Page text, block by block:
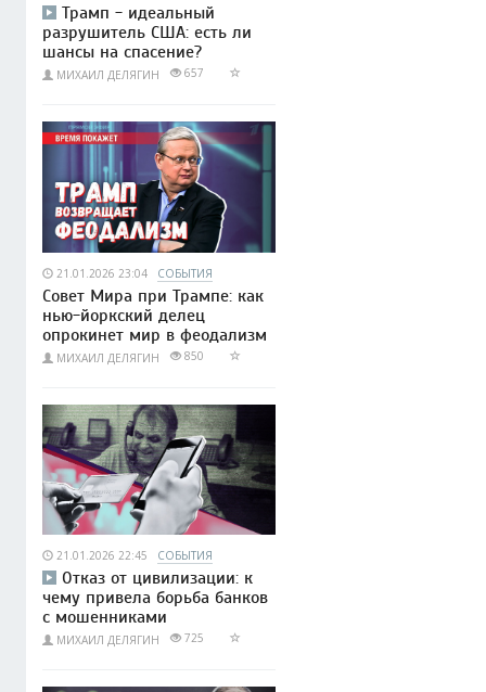
Трамп - идеальный
разрушитель США: есть ли
шансы на спасение?
МИХАИЛ ДЕЛЯГИН 657
21.01.2026 23:04 СОБЫТИЯ
Совет Мира при Трампе: как
нью-йоркский делец
опрокинет мир в феодализм
МИХАИЛ ДЕЛЯГИН 850
21.01.2026 22:45 СОБЫТИЯ
Отказ от цивилизации: к
чему привела борьба банков
с мошенниками
МИХАИЛ ДЕЛЯГИН 725